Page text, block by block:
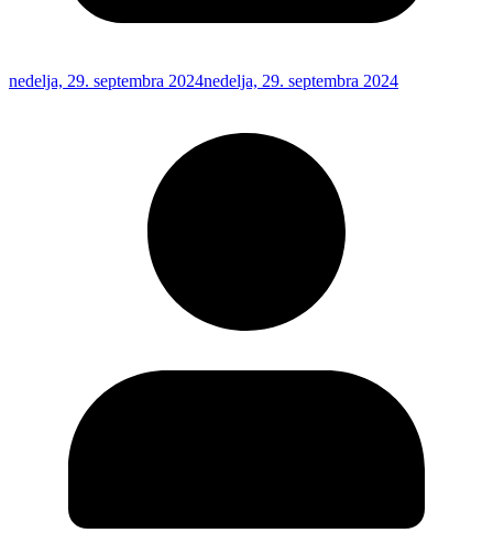
nedelja, 29. septembra 2024nedelja, 29. septembra 2024